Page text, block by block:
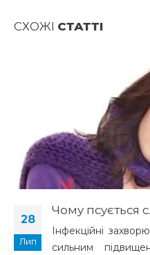
СХОЖІ СТАТТІ
28
Лип
Чому псується
Інфекційні
сильним